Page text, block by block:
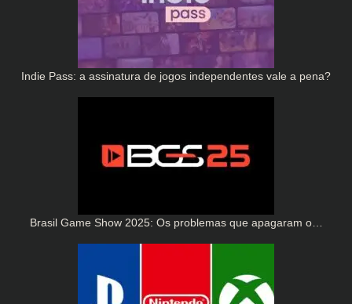
Indie Pass: a assinatura de jogos independentes vale a pena?
Brasil Game Show 2025: Os problemas que apagaram o…